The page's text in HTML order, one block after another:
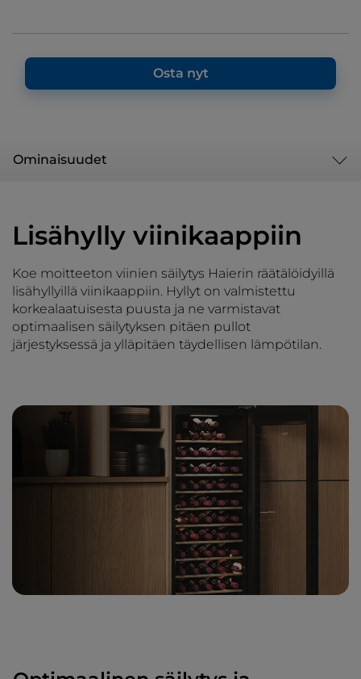
Osta nyt
Ominaisuudet
Lisähylly viinikaappiin
Koe moitteeton viinien säilytys Haierin räätälöidyillä
lisähyllyillä viinikaappiin. Hyllyt on valmistettu
korkealaatuisesta puusta ja ne varmistavat
optimaalisen säilytyksen pitäen pullot
järjestyksessä ja ylläpitäen täydellisen lämpötilan.